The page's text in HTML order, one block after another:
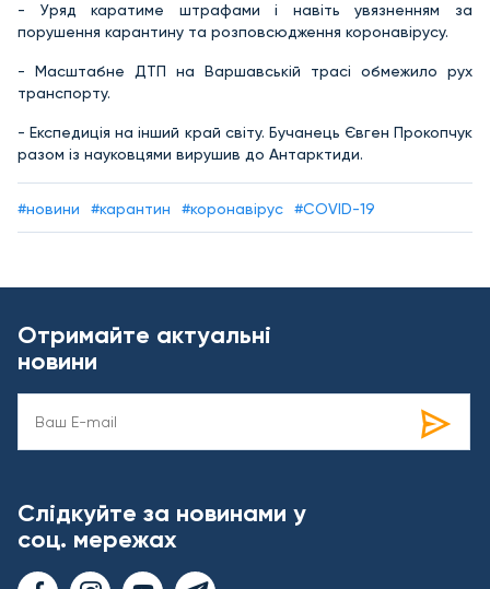
- Уряд каратиме штрафами і навіть увязненням за
порушення карантину та розповсюдження коронавірусу.
- Масштабне ДТП на Варшавській трасі обмежило рух
транспорту.
- Експедиція на інший край світу. Бучанець Євген Прокопчук
разом із науковцями вирушив до Антарктиди.
#новини #карантин #коронавірус #COVID-19
Отримайте актуальні
новини
Слідкуйте за новинами у
соц. мережах